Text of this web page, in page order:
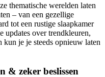
thematische werelden laten
– van een gezellige
tot een rustige slaapkamer
updates over trendkleuren,
kun je je steeds opnieuw laten
& zeker beslissen